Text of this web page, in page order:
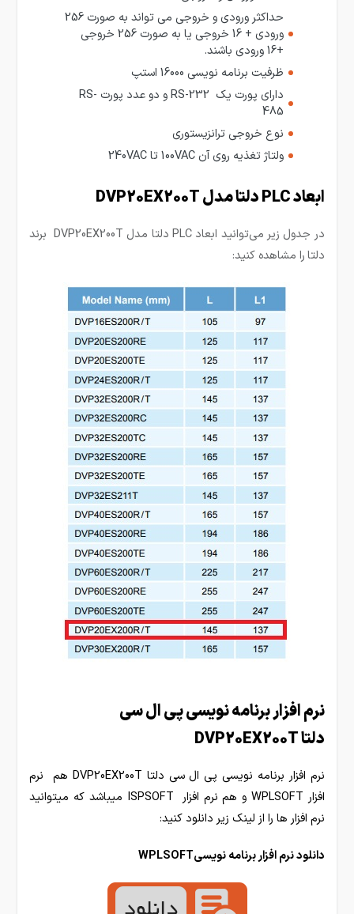
حداکثر ورودی و خروجی می تواند به صورت 256
ورودی + 16 خروجی یا به صورت 256 خروجی
+16 ورودی باشند.
ظرفیت برنامه نویسی 16000 استپ
دارای پورت یک RS-232 و دو عدد پورت RS-
485
نوع خروجی ترانزیستوری
ولتاژ تغذیه روی آن 100VAC تا 240VAC
ابعاد PLC دلتا مدل DVP20EX200T
در جدول زیر می‌توانید ابعاد PLC دلتا مدل DVP20EX200T برند
دلتارا مشاهده کنید:
نرم افزار برنامه نویسی پی ال سی
دلتا DVP20EX200T
نرم افزار برنامه نویسی پی ال سی دلتا DVP20EX200T هم نرم
افزار WPLSOFT و هم نرم افزار ISPSOFT میباشد که میتوانید
نرم افزار ها را از لینک زیر دانلود کنید:
دانلود نرم افزار برنامه نویسیWPLSOFT